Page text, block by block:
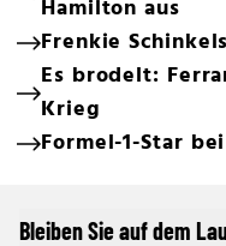
Hamilton aus
Frenkie
Es brodelt:
Krieg
Formel-1-Star
Bleiben Sie auf dem